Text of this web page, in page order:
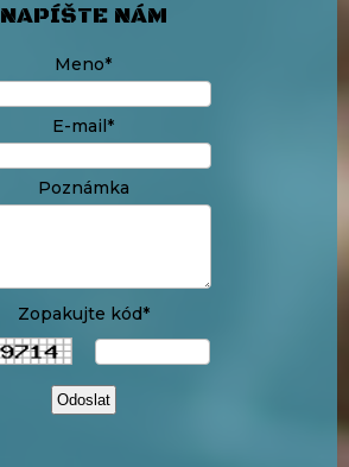
NAPÍŠTE NÁM
Meno*
E-mail*
Poznámka
Zopakujte kód*
Odoslat